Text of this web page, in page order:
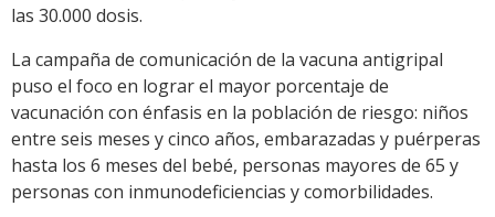
las 30.000 dosis.
La campaña de comunicación de la vacuna antigripal
puso el foco en lograr el mayor porcentaje de
vacunación con énfasis en la población de riesgo: niños
entre seis meses y cinco años, embarazadas y puérperas
hasta los 6 meses del bebé, personas mayores de 65 y
personas con inmunodeficiencias y comorbilidades.